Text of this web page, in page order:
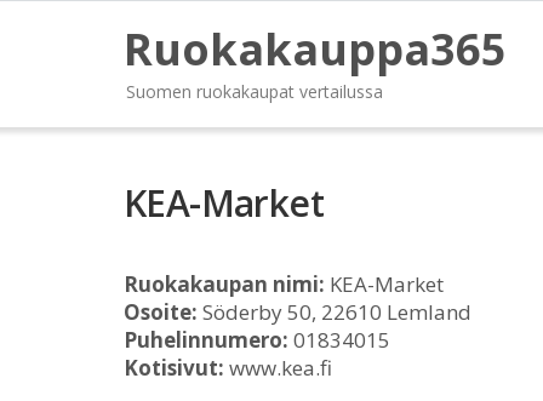
Ruokakauppa365
Suomen ruokakaupat vertailussa
KEA-Market
Ruokakaupan nimi: KEA-Market
Osoite: Söderby 50, 22610 Lemland
Puhelinnumero: 01834015
Kotisivut: www.kea.fi